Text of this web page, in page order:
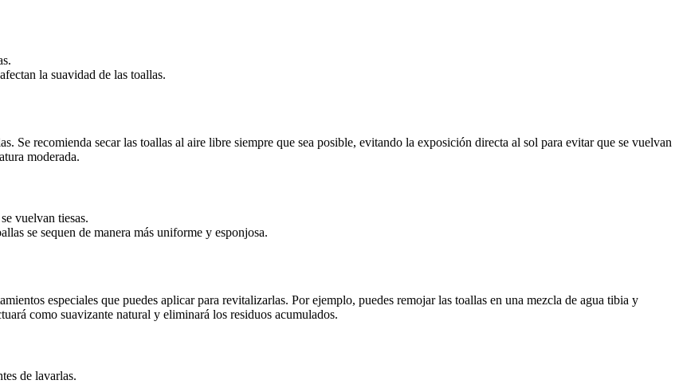
la suavidad de las toallas.
Se recomienda secar las toallas al aire libre siempre que sea posible, evitando la exposición directa al sol para evitar que se vuelvan
moderada.
vuelvan tiesas.
se sequen de manera más uniforme y esponjosa.
especiales que puedes aplicar para revitalizarlas. Por ejemplo, puedes remojar las toallas en una mezcla de agua tibia y
como suavizante natural y eliminará los residuos acumulados.
de lavarlas.